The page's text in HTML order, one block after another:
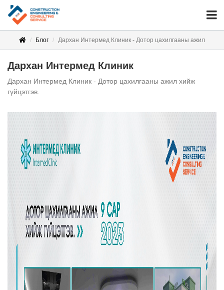
Блог Дархан Интермед Клиник - Дотор цахилгааны ажил
Дархан Интермед Клиник
Дархан Интермед Клиник - Дотор цахилгааны ажил хийж
гүйцэтгэв.